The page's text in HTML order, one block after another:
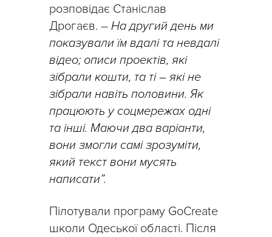
розповідає Станіслав
Дрогаєв. – На другий день ми
показували їм вдалі та невдалі
відео; описи проектів, які
зібрали кошти, та ті – які не
зібрали навіть половини. Як
працюють у соцмережах одні
та інші. Маючи два варіанти,
вони змогли самі зрозуміти,
який текст вони мусять
написати”.
Пілотували програму GoCreate
школи Одеської області. Після